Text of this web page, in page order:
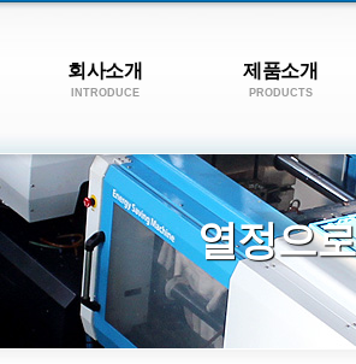
회사소개
INTRODUCE
제품소개
PRODUCTS
열정으